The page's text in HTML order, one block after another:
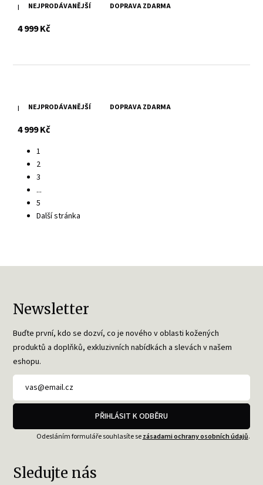
NEJPRODÁVANĚJŠÍ DOPRAVA ZDARMA
Hnědá kožená taška SPIKES & SPARROW
4 999 Kčs DPH
NEJPRODÁVANĚJŠÍ DOPRAVA ZDARMA
Brandy kožená taška SPIKES & SPARROW
4 999 Kčs DPH
1
2
3
...
5
Další stránka
Newsletter
Buďte první, kdo se dozví, co je nového v oblasti kožených
produktů a doplňků, exkluzivních nabídkách a slevách v našem
eshopu.
PŘIHLÁSIT K ODBĚRU
Odesláním formuláře souhlasíte sezásadami ochrany osobních údajů.
Sledujte nás